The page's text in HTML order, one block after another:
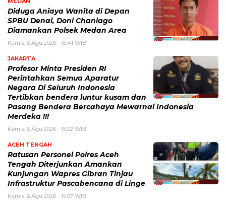
Diduga Aniaya Wanita di Depan
SPBU Denai, Doni Chaniago
Diamankan Polsek Medan Area
Kamis, 6 Agu 2026 - 15:41 WIB
JAKARTA
Profesor Minta Presiden RI
Perintahkan Semua Aparatur
Negara Di Seluruh Indonesia
Tertibkan bendera luntur kusam dan
Pasang Bendera Bercahaya Mewarnai Indonesia
Merdeka !!!
Kamis, 6 Agu 2026 - 15:22 WIB
ACEH TENGAH
Ratusan Personel Polres Aceh
Tengah Diterjunkan Amankan
Kunjungan Wapres Gibran Tinjau
Infrastruktur Pascabencana di Linge
Kamis, 6 Agu 2026 - 15:07 WIB